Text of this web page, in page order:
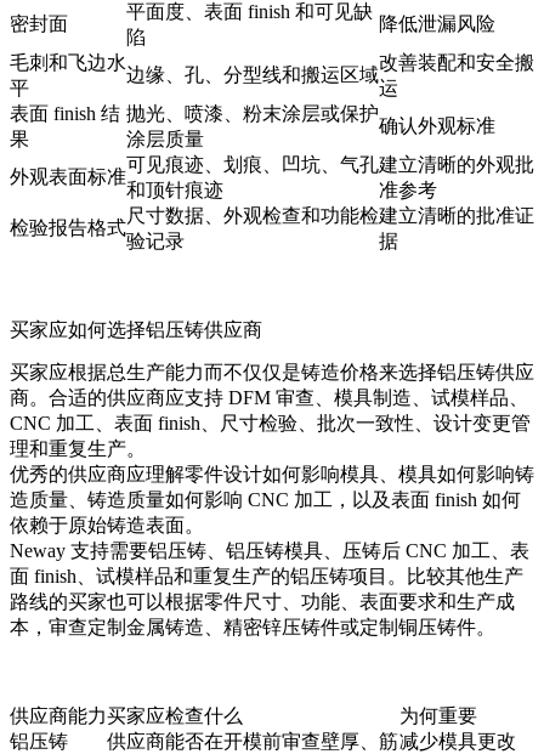
密封面
平面度、表面 finish 和可见缺
陷
降低泄漏风险
毛刺和飞边水
平
边缘、孔、分型线和搬运区域
改善装配和安全搬
运
表面 finish 结
果
抛光、喷漆、粉末涂层或保护
涂层质量
确认外观标准
外观表面标准
可见痕迹、划痕、凹坑、气孔
和顶针痕迹
建立清晰的外观批
准参考
检验报告格式
尺寸数据、外观检查和功能检
验记录
建立清晰的批准证
据
买家应如何选择铝压铸供应商
买家应根据总生产能力而不仅仅是铸造价格来选择铝压铸供应
商。合适的供应商应支持 DFM 审查、模具制造、试模样品、
CNC 加工、表面 finish、尺寸检验、批次一致性、设计变更管
理和重复生产。
优秀的供应商应理解零件设计如何影响模具、模具如何影响铸
造质量、铸造质量如何影响 CNC 加工，以及表面 finish 如何
依赖于原始铸造表面。
Neway 支持需要铝压铸、铝压铸模具、压铸后 CNC 加工、表
面 finish、试模样品和重复生产的铝压铸项目。比较其他生产
路线的买家也可以根据零件尺寸、功能、表面要求和生产成
本，审查定制金属铸造、 精密锌压铸件或定制铜压铸件。
供应商能力买家应检查什么
为何重要
铝压铸
供应商能否在开模前审查壁厚、筋减少模具更改